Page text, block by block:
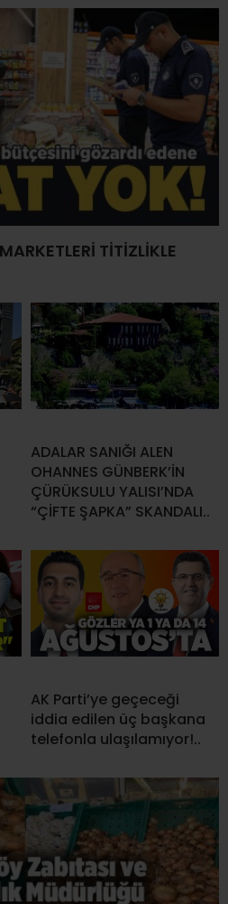
TİTİZLİKLE
ADALAR SANIĞI ALEN
OHANNES GÜNBERK’İN
ÇÜRÜKSULU YALISI’NDA
“ÇİFTE ŞAPKA” SKANDALI..
AK Parti’ye geçeceği
iddia edilen üç başkana
telefonla ulaşılamıyor!..